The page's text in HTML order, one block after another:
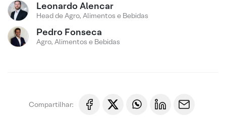
Leonardo Alencar
Head de Agro, Alimentos e Bebidas
Pedro Fonseca
Agro, Alimentos e Bebidas
Compartilhar: